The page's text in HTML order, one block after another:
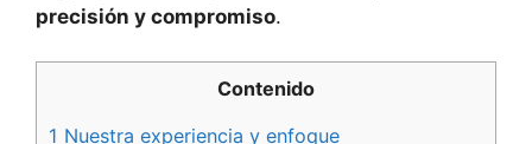
precisión y compromiso.
Contenido
1 Nuestra experiencia y enfoque